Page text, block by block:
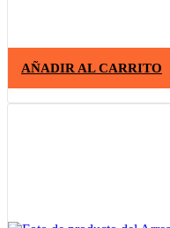
AÑADIR AL CARRITO